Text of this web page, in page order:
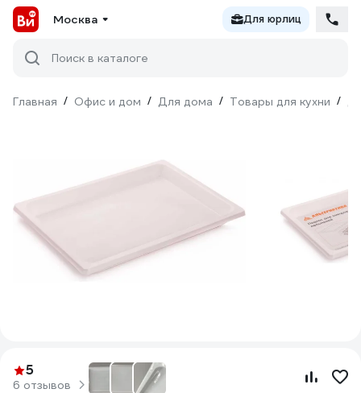
Москва Для юрлиц
Поиск в каталоге
Главная / Офис и дом / Для дома / Товары для кухни /
5
6 отзывов